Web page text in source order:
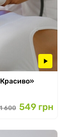
1 600 549 грн